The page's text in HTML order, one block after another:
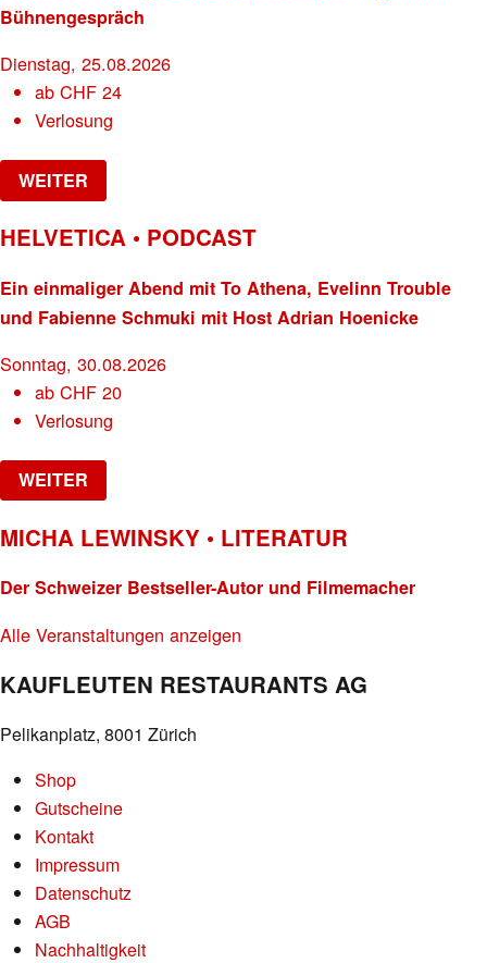
Bühnengespräch
Dienstag, 25.08.2026
abCHF 24
Verlosung
WEITER
HELVETICA • PODCAST
Ein einmaliger Abend mit To Athena, Evelinn Trouble
und Fabienne Schmuki mit Host Adrian Hoenicke
Sonntag, 30.08.2026
abCHF 20
Verlosung
WEITER
MICHA LEWINSKY • LITERATUR
Der Schweizer Bestseller-Autor und Filmemacher
Alle Veranstaltungen anzeigen
KAUFLEUTEN RESTAURANTS AG
Pelikanplatz, 8001 Zürich
Shop
Gutscheine
Kontakt
Impressum
Datenschutz
AGB
Nachhaltigkeit